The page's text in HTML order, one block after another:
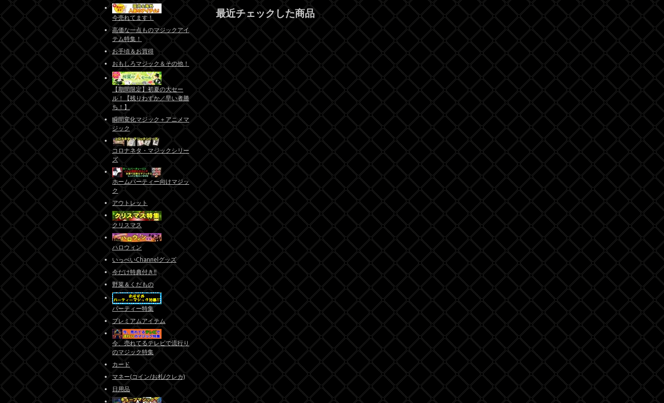
最近チェックした商品
今売れてます！
高価な一点ものマジックアイ
テム特集！
お手頃＆お買得
おもしろマジック＆その他！
【期間限定】初夏の大セー
ル！【残りわずか／早い者勝
ち！】
瞬間変化マジック＋アニメマ
ジック
コロナネタ・マジックシリー
ズ
ホームパーティー向けマジッ
ク
アウトレット
クリスマス
ハロウィン
いっぺいChannelグッズ
今だけ特典付き!!
野菜＆くだもの
パーティー特集
プレミアムアイテム
今、売れてるテレビで流行り
のマジック特集
カード
マネー(コイン/お札/クレカ)
日用品